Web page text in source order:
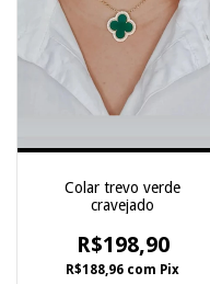
Colar trevo verde
cravejado
R$198,90
R$188,96 com Pix